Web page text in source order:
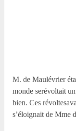
M. de Maulévrier
monde serévoltait
bien. Ces
s’éloignait de Mme